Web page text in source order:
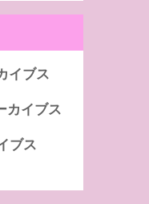
イブス
イブス
ブス